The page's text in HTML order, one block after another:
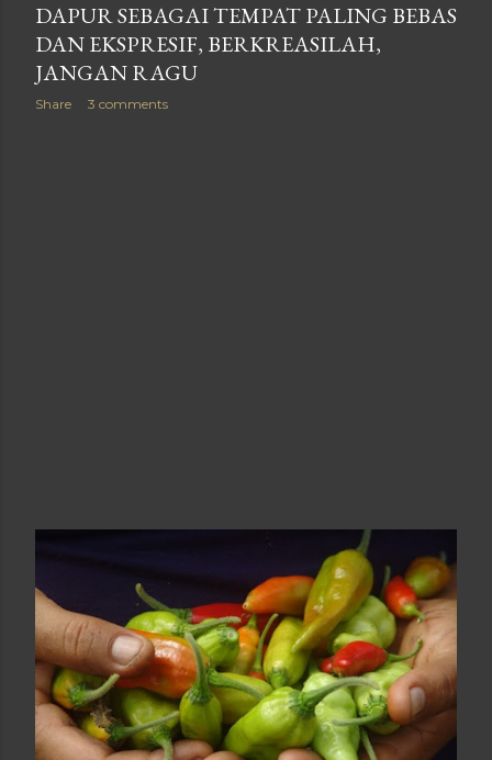
DAPUR SEBAGAI TEMPAT PALING BEBAS
DAN EKSPRESIF, BERKREASILAH,
JANGAN RAGU
Share 3 comments